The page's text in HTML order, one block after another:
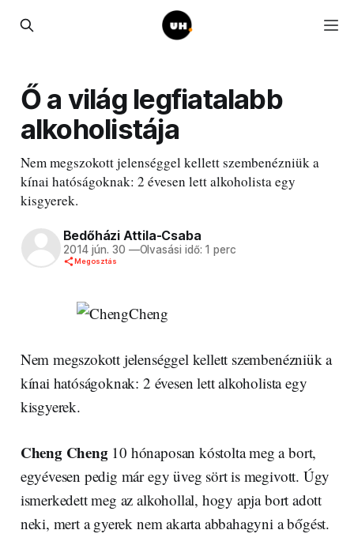
Ő a világ legfiatalabb
alkoholistája
Nem megszokott jelenséggel kellett szembenézniük a
kínai hatóságoknak: 2 évesen lett alkoholista egy
kisgyerek.
Bedőházi Attila-Csaba
2014 jún. 30 —Olvasási idő: 1 perc
Megosztás
Nem megszokott jelenséggel kellett szembenézniük a
kínai hatóságoknak: 2 évesen lett alkoholista egy
kisgyerek.
Cheng Cheng10 hónaposan kóstolta meg a bort,
egyévesen pedig már egy üveg sört is megivott. Úgy
ismerkedett meg az alkohollal, hogy apja bort adott
neki, mert a gyerek nem akarta abbahagyni a bőgést.